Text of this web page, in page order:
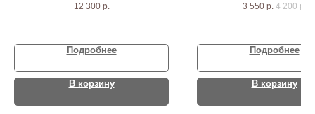
12 300 р.
Подробнее
В корзину
3 550 р. 4 200 р.
Подробнее
В корзину